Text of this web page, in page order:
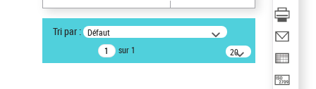
Type de notice d'autorité
Tri par : Défaut
sur 1
20
résultats/page